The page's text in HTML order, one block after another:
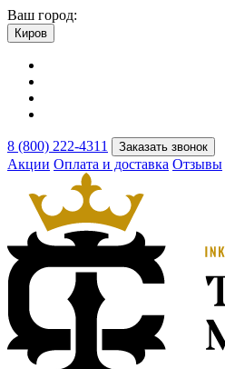
Ваш город:
Киров
8 (800) 222-4311 Заказать звонок
Акции Оплата и доставка Отзывы